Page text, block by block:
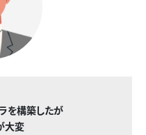
を構築したが
大変